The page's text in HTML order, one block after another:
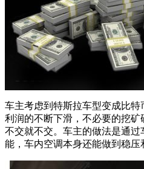
车主考虑到特斯拉车型变成比
利润的不断下滑，不必要的挖
不交就不交。车主的做法是通
能，车内空调本身还能做到稳压